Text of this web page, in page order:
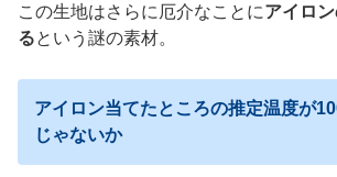
この生地はさらに厄介なことにアイロ
るという謎の素材。
アイロン当てたところの推定温度が
じゃないか